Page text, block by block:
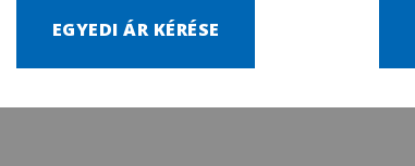
EGYEDI ÁR KÉRÉSE